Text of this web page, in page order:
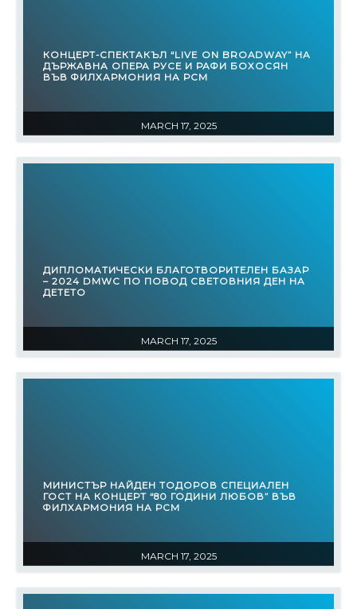
MARCH 17, 2025
КОНЦЕРТ-СПЕКТАКЪЛ “LIVE ON BROADWAY” НА
ДЪРЖАВНА ОПЕРА РУСЕ И РАФИ БОХОСЯН
ВЪВ ФИЛХАРМОНИЯ НА РСМ
MARCH 17, 2025
ДИПЛОМАТИЧЕСКИ БЛАГОТВОРИТЕЛЕН БАЗАР
– 2024 DMWC ПО ПОВОД СВЕТОВНИЯ ДЕН НА
ДЕТЕТО
MARCH 17, 2025
МИНИСТЪР НАЙДЕН ТОДОРОВ СПЕЦИАЛЕН
ГОСТ НА КОНЦЕРТ “80 ГОДИНИ ЛЮБОВ” ВЪВ
ФИЛХАРМОНИЯ НА РСМ